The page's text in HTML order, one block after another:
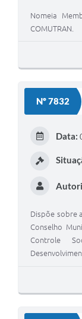
Nomeia
COMUTRAN.
Nº 7832
Data:
Dispõe sobre
Conselho
Controle